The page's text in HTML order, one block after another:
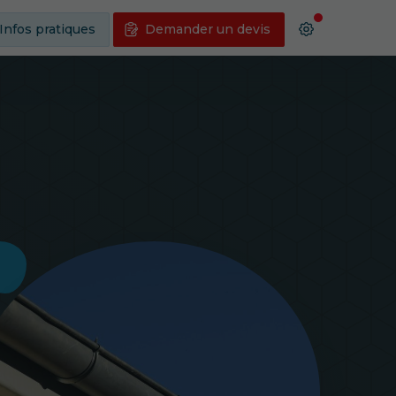
Infos pratiques Demander un devis